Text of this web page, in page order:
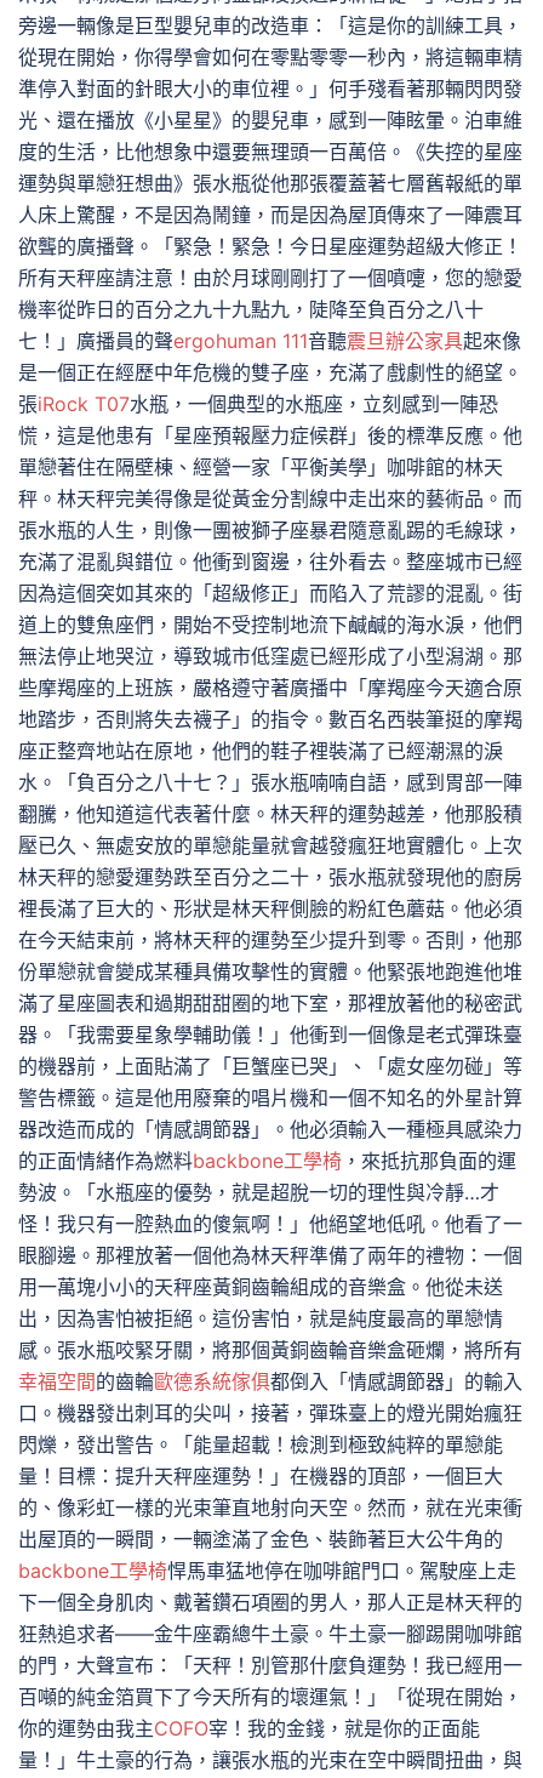
旁邊一輛像是巨型嬰兒車的改造車：「這是你的訓練工具，
從現在開始，你得學會如何在零點零零一秒內，將這輛車精
準停入對面的針眼大小的車位裡。」何手殘看著那輛閃閃發
光、還在播放《小星星》的嬰兒車，感到一陣眩暈。泊車維
度的生活，比他想象中還要無理頭一百萬倍。《失控的星座
運勢與單戀狂想曲》張水瓶從他那張覆蓋著七層舊報紙的單
人床上驚醒，不是因為鬧鐘，而是因為屋頂傳來了一陣震耳
欲聾的廣播聲。「緊急！緊急！今日星座運勢超級大修正！
所有天秤座請注意！由於月球剛剛打了一個噴嚏，您的戀愛
機率從昨日的百分之九十九點九，陡降至負百分之八十
七！」廣播員的聲ergohuman 111音聽震旦辦公家具起來像
是一個正在經歷中年危機的雙子座，充滿了戲劇性的絕望。
張iRock T07水瓶，一個典型的水瓶座，立刻感到一陣恐
慌，這是他患有「星座預報壓力症候群」後的標準反應。他
單戀著住在隔壁棟、經營一家「平衡美學」咖啡館的林天
秤。林天秤完美得像是從黃金分割線中走出來的藝術品。而
張水瓶的人生，則像一團被獅子座暴君隨意亂踢的毛線球，
充滿了混亂與錯位。他衝到窗邊，往外看去。整座城市已經
因為這個突如其來的「超級修正」而陷入了荒謬的混亂。街
道上的雙魚座們，開始不受控制地流下鹹鹹的海水淚，他們
無法停止地哭泣，導致城市低窪處已經形成了小型潟湖。那
些摩羯座的上班族，嚴格遵守著廣播中「摩羯座今天適合原
地踏步，否則將失去襪子」的指令。數百名西裝筆挺的摩羯
座正整齊地站在原地，他們的鞋子裡裝滿了已經潮濕的淚
水。「負百分之八十七？」張水瓶喃喃自語，感到胃部一陣
翻騰，他知道這代表著什麼。林天秤的運勢越差，他那股積
壓已久、無處安放的單戀能量就會越發瘋狂地實體化。上次
林天秤的戀愛運勢跌至百分之二十，張水瓶就發現他的廚房
裡長滿了巨大的、形狀是林天秤側臉的粉紅色蘑菇。他必須
在今天結束前，將林天秤的運勢至少提升到零。否則，他那
份單戀就會變成某種具備攻擊性的實體。他緊張地跑進他堆
滿了星座圖表和過期甜甜圈的地下室，那裡放著他的秘密武
器。「我需要星象學輔助儀！」他衝到一個像是老式彈珠臺
的機器前，上面貼滿了「巨蟹座已哭」、「處女座勿碰」等
警告標籤。這是他用廢棄的唱片機和一個不知名的外星計算
器改造而成的「情感調節器」。他必須輸入一種極具感染力
的正面情緒作為燃料backbone工學椅 ，來抵抗那負面的運
勢波。「水瓶座的優勢，就是超脫一切的理性與冷靜…才
怪！我只有一腔熱血的傻氣啊！」他絕望地低吼。他看了一
眼腳邊。那裡放著一個他為林天秤準備了兩年的禮物：一個
用一萬塊小小的天秤座黃銅齒輪組成的音樂盒。他從未送
出，因為害怕被拒絕。這份害怕，就是純度最高的單戀情
感。張水瓶咬緊牙關，將那個黃銅齒輪音樂盒砸爛，將所有
幸福空間的齒輪歐德系統傢俱都倒入「情感調節器」的輸入
口。機器發出刺耳的尖叫，接著，彈珠臺上的燈光開始瘋狂
閃爍，發出警告。「能量超載！檢測到極致純粹的單戀能
量！目標：提升天秤座運勢！」在機器的頂部，一個巨大
的、像彩虹一樣的光束筆直地射向天空。然而，就在光束衝
出屋頂的一瞬間，一輛塗滿了金色、裝飾著巨大公牛角的
backbone工學椅悍馬車猛地停在咖啡館門口。駕駛座上走
下一個全身肌肉、戴著鑽石項圈的男人，那人正是林天秤的
狂熱追求者——金牛座霸總牛土豪。牛土豪一腳踢開咖啡館
的門，大聲宣布：「天秤！別管那什麼負運勢！我已經用一
百噸的純金箔買下了今天所有的壞運氣！」「從現在開始，
你的運勢由我主COFO宰！我的金錢，就是你的正面能
量！」牛土豪的行為，讓張水瓶的光束在空中瞬間扭曲，與